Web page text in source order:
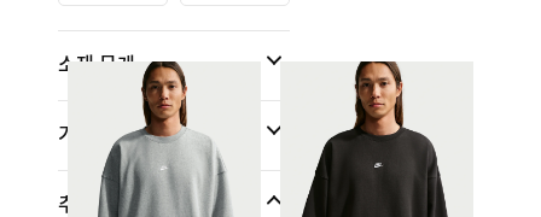
소재 무게
기술
추가 사이즈